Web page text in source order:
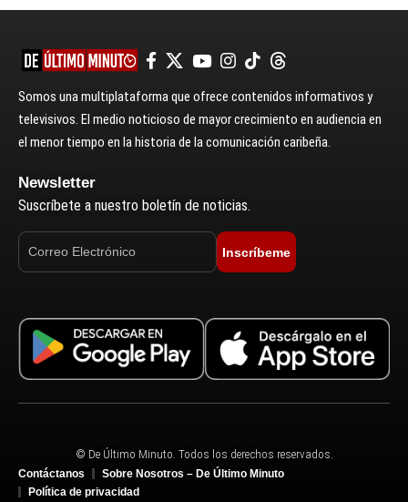
Somos una multiplataforma que ofrece contenidos informativos y
televisivos. El medio noticioso de mayor crecimiento en audiencia en
el menor tiempo en la historia de la comunicación caribeña.
Newsletter
Suscríbete a nuestro boletín de noticias.
Inscríbeme
© De Último Minuto. Todos los derechos reservados.
Contáctanos
Sobre Nosotros – De Último Minuto
Política de privacidad